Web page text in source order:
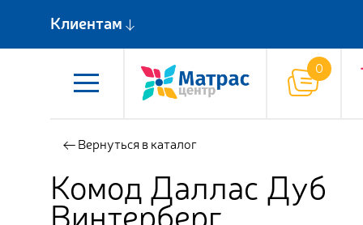
Клиентам
Вернуться в каталог
Комод Даллас Дуб
Винтерберг